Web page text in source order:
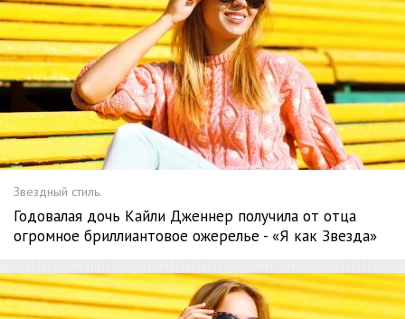
Звездный стиль.
Годовалая дочь Кайли Дженнер получила от отца
огромное бриллиантовое ожерелье - «Я как Звезда»